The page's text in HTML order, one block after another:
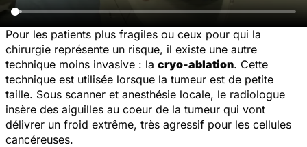
Pour les patients plus fragiles ou ceux pour qui la
chirurgie représente un risque, il existe une autre
technique moins invasive : la cryo-ablation. Cette
technique est utilisée lorsque la tumeur est de petite
taille. Sous scanner et anesthésie locale, le radiologue
insère des aiguilles au coeur de la tumeur qui vont
délivrer un froid extrême, très agressif pour les cellules
cancéreuses.